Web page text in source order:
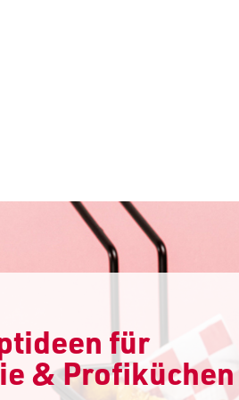
für
& Profiküchen